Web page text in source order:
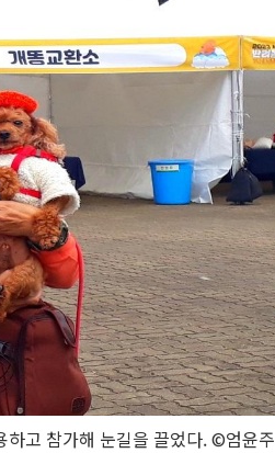
하고 참가해 눈길을 끌었다. ©엄윤주